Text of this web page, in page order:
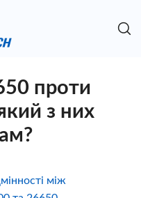
проти
з них
між